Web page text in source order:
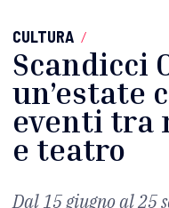
CULTURA /
Scandicci
un’estate
eventi tra
e teatro
Dal 15 giugno al 25